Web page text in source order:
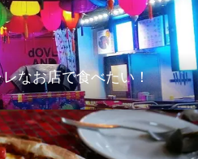
なお店で食べたい！